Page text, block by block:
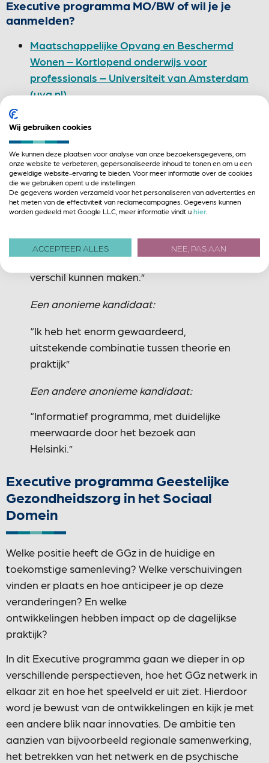
Executive programma MO/BW of wil je je
aanmelden?
Maatschappelijke Opvang en Beschermd
Wonen – Kortlopend onderwijs voor
professionals – Universiteit van Amsterdam
(uva.nl)
Wat vonden de kandidaten van de vorige
programma’s?
Aimée Tops, Havensteder:
“Nienke en Michiel nemen je met hart en
ziel mee in de wereld van de
Maatschappelijke Opvang en Beschermd
cliënt, een (t)huis, goede begeleiding en
optimale samenwerking een wereld van
verschil kunnen maken.”
Een anonieme kandidaat:
“Ik heb het enorm gewaardeerd,
uitstekende combinatie tussen theorie en
praktijk”
Een andere anonieme kandidaat:
“Informatief programma, met duidelijke
meerwaarde door het bezoek aan
Helsinki.”
Executive programma Geestelijke
Gezondheidszorg in het Sociaal
Domein
Welke positie heeft de GGz in de huidige en
toekomstige samenleving? Welke verschuivingen
vinden er plaats en hoe anticipeer je op deze
veranderingen? En welke
ontwikkelingen hebben impact op de dagelijkse
praktijk?
In dit Executive programma gaan we dieper in op
verschillende perspectieven, hoe het GGz netwerk in
elkaar zit en hoe het speelveld er uit ziet. Hierdoor
word je bewust van de ontwikkelingen en kijk je met
een andere blik naar innovaties. De ambitie ten
aanzien van bijvoorbeeld regionale samenwerking,
het betrekken van het netwerk en de psychische
Wij gebruiken cookies
We kunnen deze plaatsen voor analyse van onze bezoekersgegevens, om
onze website te verbeteren, gepersonaliseerde inhoud te tonen en om u een
geweldige website-ervaring te bieden. Voor meer informatie over de cookies
die we gebruiken opent u de instellingen.
De gegevens worden verzameld voor het personaliseren van advertenties en
het meten van de effectiviteit van reclamecampagnes. Gegevens kunnen
worden gedeeld met Google LLC, meer informatie vindt u hier.
ACCEPTEER ALLES NEE, PAS AAN